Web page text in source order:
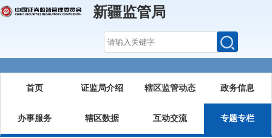
新疆监管局
首页 证监局介绍 辖区监管动态 政务信息
办事服务 辖区数据 互动交流 专题专栏